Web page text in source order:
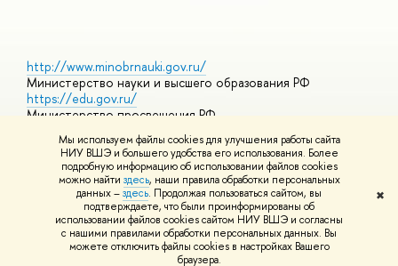
Мы используем файлы cookies для улучшения работы сайта
НИУ ВШЭ и большего удобства его использования. Более
подробную информацию об использовании файлов cookies
можно найти здесь, наши правила обработки персональных
данных –здесь. Продолжая пользоваться сайтом, вы
подтверждаете, что были проинформированы об
использовании файлов cookies сайтом НИУ ВШЭ и согласны
с нашими правилами обработки персональных данных. Вы
можете отключить файлы cookies в настройках Вашего
браузера.
✖
http://www.minobrnauki.gov.ru/
Министерство науки и высшего образования РФ
https://edu.gov.ru/
Министерство просвещения РФ
https://elearning.hse.ru/mooc
Массовые открытые онлайн-курсы
© НИУ ВШЭ 1993–2026 Адреса и контактыУсловия
использования материалов Политика конфиденциальности
Шрифты HSE Sans и HSE Slab разработаны вШколе дизайна НИУ